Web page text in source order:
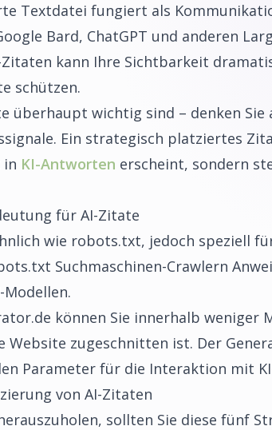
Textdatei fungiert als
Bard, ChatGPT und anderen
kann Ihre Sichtbarkeit
schützen.
überhaupt wichtig sind – denken Sie
Ein strategisch platziertes
in KI-Antworten erscheint, sondern
für AI-Zitate
wie robots.txt, jedoch speziell
Suchmaschinen-Crawlern
können Sie innerhalb weniger
zugeschnitten ist. Der
Parameter für die Interaktion mit
von AI-Zitaten
sollten Sie diese fünf